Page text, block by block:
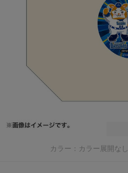
カラー：カラー展開なし